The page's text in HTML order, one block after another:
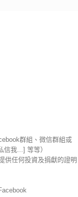
群組、微信群組或
我...] 等等）
供任何投資及捐獻的證明